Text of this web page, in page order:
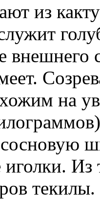
из
внешнего
на
Из
текилы.